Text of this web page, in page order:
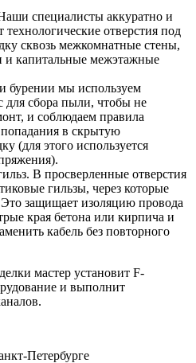
специалисты аккуратно и
отверстия под
сквозь межкомнатные стены,
и капитальные межэтажные
бурении мы используем
для сбора пыли, чтобы не
и соблюдаем правила
попадания в скрытую
(для этого используется
В просверленные отверстия
гильзы, через которые
Это защищает изоляцию провода
края бетона или кирпича и
кабель без повторного
мастер установит F-
и выполнит